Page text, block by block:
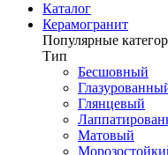
Каталог
Керамогранит
Популярные
Тип
Бесшовный
Глянцевый
Матовый